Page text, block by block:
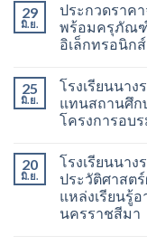
29
มิ.ย.
ประกวดราค
พร้อมครุภัณฑ์
อิเล็กทรอนิกส์
25
มิ.ย.
โรงเรียนนา
แทนสถานศึก
โครงการอบ
20
มิ.ย.
โรงเรียนนา
ประวัติศาสต
แหล่งเรียนรู้
นครราชสีมา